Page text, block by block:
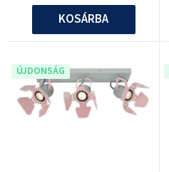
é
s
KOSÁRBA
ÚJDONSÁG